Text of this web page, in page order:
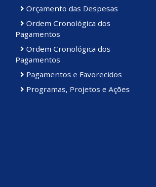
Orçamento das Despesas
Ordem Cronológica dos
Pagamentos
Ordem Cronológica dos
Pagamentos
Pagamentos e Favorecidos
Programas, Projetos e Ações